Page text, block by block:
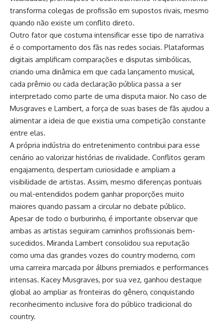
transforma colegas de profissão em supostos rivais, mesmo
quando não existe um conflito direto.
Outro fator que costuma intensificar esse tipo de narrativa
é o comportamento dos fãs nas redes sociais. Plataformas
digitais amplificam comparações e disputas simbólicas,
criando uma dinâmica em que cada lançamento musical,
cada prêmio ou cada declaração pública passa a ser
interpretado como parte de uma disputa maior. No caso de
Musgraves e Lambert, a força de suas bases de fãs ajudou a
alimentar a ideia de que existia uma competição constante
entre elas.
A própria indústria do entretenimento contribui para esse
cenário ao valorizar histórias de rivalidade. Conflitos geram
engajamento, despertam curiosidade e ampliam a
visibilidade de artistas. Assim, mesmo diferenças pontuais
ou mal-entendidos podem ganhar proporções muito
maiores quando passam a circular no debate público.
Apesar de todo o burburinho, é importante observar que
ambas as artistas seguiram caminhos profissionais bem-
sucedidos. Miranda Lambert consolidou sua reputação
como uma das grandes vozes do country moderno, com
uma carreira marcada por álbuns premiados e performances
intensas. Kacey Musgraves, por sua vez, ganhou destaque
global ao ampliar as fronteiras do gênero, conquistando
reconhecimento inclusive fora do público tradicional do
country.